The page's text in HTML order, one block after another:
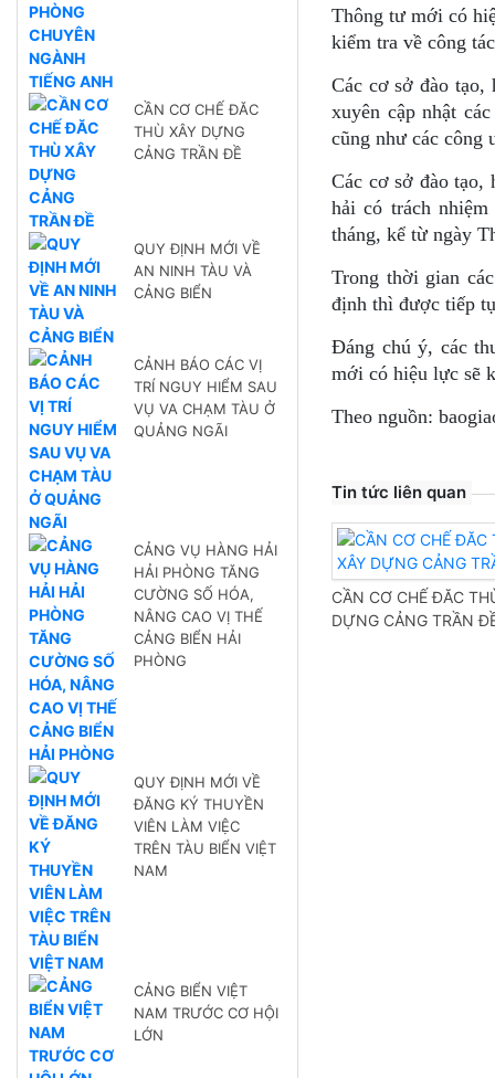
CẦN CƠ CHẾ ĐĂC
THÙ XÂY DỰNG
CẢNG TRẦN ĐỀ
QUY ĐỊNH MỚI VỀ
AN NINH TÀU VÀ
CẢNG BIỂN
CẢNH BÁO CÁC VỊ
TRÍ NGUY HIỂM SAU
VỤ VA CHẠM TÀU Ở
QUẢNG NGÃI
CẢNG VỤ HÀNG HẢI
HẢI PHÒNG TĂNG
CƯỜNG SỐ HÓA,
NÂNG CAO VỊ THẾ
CẢNG BIỂN HẢI
PHÒNG
QUY ĐỊNH MỚI VỀ
ĐĂNG KÝ THUYỀN
VIÊN LÀM VIỆC
TRÊN TÀU BIỂN VIỆT
NAM
CẢNG BIỂN VIỆT
NAM TRƯỚC CƠ HỘI
LỚN
Thông tư mới có
kiểm tra về công
Các cơ sở đào
xuyên cập nhật
cũng như các công
Các cơ sở đào tạo,
hải có trách
tháng, kể từ ngày
Trong thời gian
định thì được tiếp
Đáng chú ý, các
mới có hiệu lực sẽ
Theo nguồn:
Tin tức liên quan
CẦN CƠ CHẾ ĐĂC
DỰNG CẢNG TRẦN